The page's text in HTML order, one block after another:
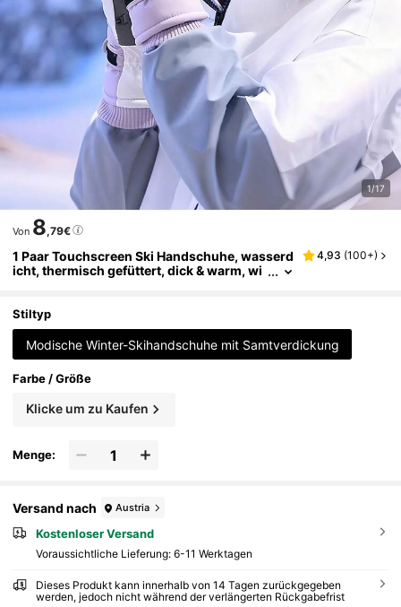
1/17
Von 8,79€
1 Paar Touchscreen Ski Handschuhe, wasserd
icht, thermisch gefüttert, dick & warm, wi
4,93 (100+)
Stiltyp
Modische Winter-Skihandschuhe mit Samtverdickung
Farbe / Größe
Klicke um zu Kaufen
Menge:
Versand nach Austria
Kostenloser Versand
Voraussichtliche Lieferung: 6-11 Werktagen
Dieses Produkt kann innerhalb von 14 Tagen zurückgegeben
werden, jedoch nicht während der verlängerten Rückgabefrist